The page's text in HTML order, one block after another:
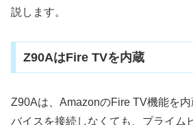
説します。
Z90AはFire TVを内蔵
Z90Aは、AmazonのFire TV機能を
バイスを接続しなくても、プライム